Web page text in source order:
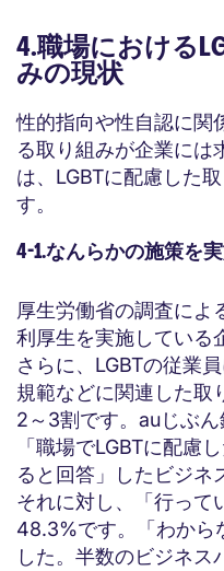
4.職場における
みの現状
性的指向や性自認に関
る取り組みが企業には
は、LGBTに配慮した
す。
4-1.なんらかの施策を
厚生労働省の調査によ
利厚生を実施している
さらに、LGBTの従業
規範などに関連した取
2～3割です。auじぶん
「職場でLGBTに配慮
ると回答」したビジネ
それに対し、「行って
48.3%です。「わから
した。半数のビジネス